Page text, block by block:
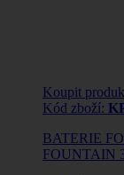
Koupit
Kód zboží:
BATERIE
FOUNTAIN